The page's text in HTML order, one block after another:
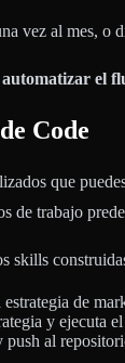
vez al mes, o
automatizar el
Code
que
de trabajo
skills
estrategia de
y ejecuta
push al